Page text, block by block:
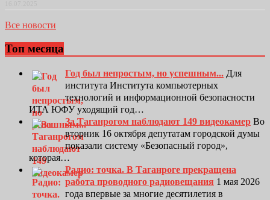
Все новости
Топ месяца
Год был непростым, но успешным... Для
института Института компьютерных
технологий и информационной безопасности
ИТА ЮФУ уходящий год…
За Таганрогом наблюдают 149 видеокамер Во
вторник 16 октября депутатам городской думы
показали систему «Безопасный город»,
которая…
Радио: точка. В Таганроге прекращена
работа проводного радиовещания 1 мая 2026
года впервые за многие десятилетия в